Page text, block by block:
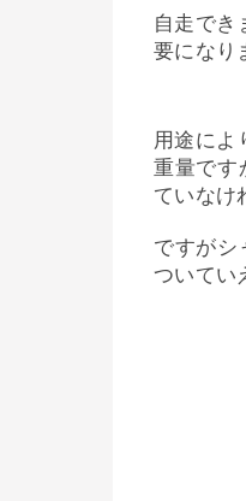
自走でき
要になり
用途によ
重量です
ていなけ
ですがシ
ついてい